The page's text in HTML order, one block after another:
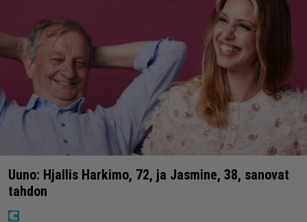
Uuno: Hjallis Harkimo, 72, ja Jasmine, 38, sanovat
tahdon